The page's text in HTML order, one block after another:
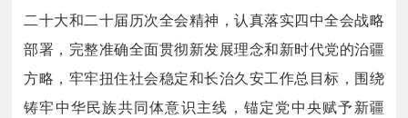
二十大和二十届历次全会精神，认真落实四中全会战略
部署，完整准确全面贯彻新发展理念和新时代党的治疆
方略，牢牢扭住社会稳定和长治久安工作总目标，围绕
铸牢中华民族共同体意识主线，锚定党中央赋予新疆